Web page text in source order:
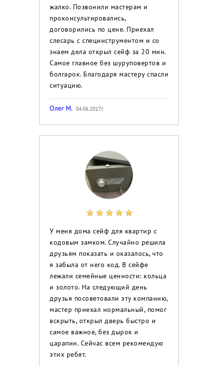
жалко. Позвонили мастерам и
проконсультировались,
договорились по цене. Приехал
слесарь с специнструментом и со
знаем дела открыл сейф за 20 мин.
Самое главное без шуруповертов и
болгарок. Благодаря мастеру спасли
ситуацию.
Олег М. 04.06.2017г.
У меня дома сейф для квартир с
кодовым замком. Случайно решила
друзьям показать и оказалось, что
я забыла от него код. В сейфе
лежали семейные ценности: кольца
и золото. На следующий день
друзья посоветовали эту компанию,
мастер приехал нормальный, помог
вскрыть, открыл дверь быстро и
самое важное, без дырок и
царапин. Сейчас всем рекомендую
этих ребят.